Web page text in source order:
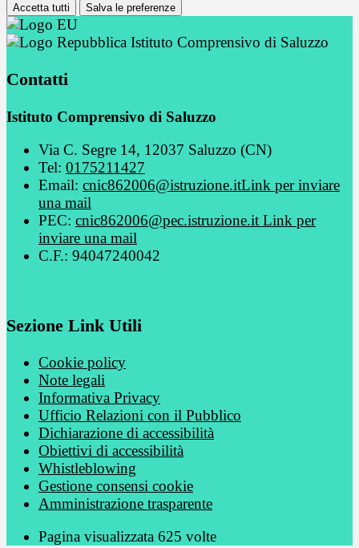
Accetta tutti Salva le preferenze
Istituto Comprensivo di Saluzzo
Contatti
Istituto Comprensivo di Saluzzo
Via C. Segre 14, 12037 Saluzzo (CN)
Tel: 0175211427
Email: cnic862006@istruzione.itLink per inviare
una mail
PEC: cnic862006@pec.istruzione.it Link per
inviare una mail
C.F.: 94047240042
Sezione Link Utili
Cookie policy
Note legali
Informativa Privacy
Ufficio Relazioni con il Pubblico
Dichiarazione di accessibilità
Obiettivi di accessibilità
Whistleblowing
Gestione consensi cookie
Amministrazione trasparente
Pagina visualizzata 625 volte